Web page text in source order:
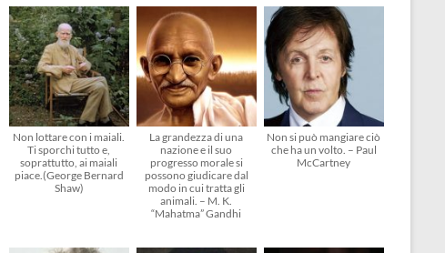
Non lottare con i maiali.
Ti sporchi tutto e,
soprattutto, ai maiali
piace.(George Bernard
Shaw)
La grandezza di una
nazione e il suo
progresso morale si
possono giudicare dal
modo in cui tratta gli
animali. – M. K.
“Mahatma” Gandhi
Non si può mangiare ciò
che ha un volto. – Paul
McCartney